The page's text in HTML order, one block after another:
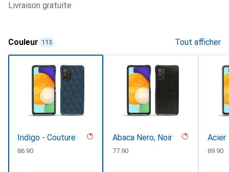
livraison gratuite
Couleur 113 Tout afficher
Indigo - Couture
CHF
86.90
Abaca Nero, Noir
CHF
77.90
Acier
CHF
89.90